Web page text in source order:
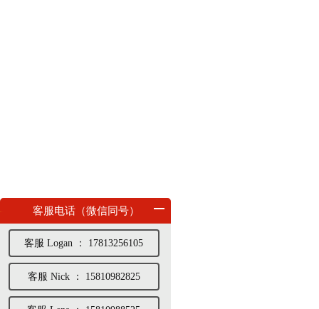
客服电话（微信同号）
客服 Logan ： 17813256105
客服 Nick ： 15810982825